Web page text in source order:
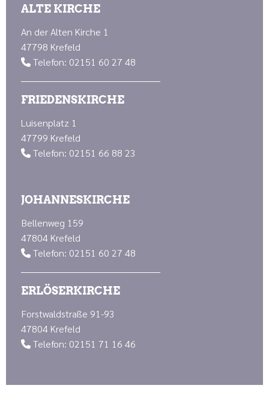
ALTE KIRCHE
An der Alten Kirche 1
47798 Krefeld
 Telefon: 02151 60 27 48
FRIEDENSKIRCHE
Luisenplatz 1
47799 Krefeld
 Telefon: 02151 66 88 23
JOHANNESKIRCHE
Bellenweg 159
47804 Krefeld
 Telefon: 02151 60 27 48
ERLÖSERKIRCHE
Forstwaldstraße 91-93
47804 Krefeld
 Telefon: 02151 71 16 46